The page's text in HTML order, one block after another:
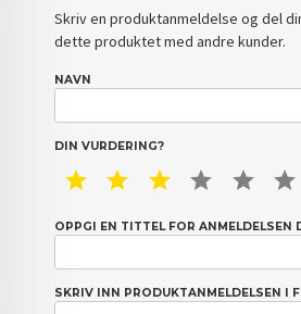
Skriv en produktanmeldelse og del
dette produktet med andre kunder.
NAVN
DIN VURDERING?
1 STAR2 STAR3 STAR4 STAR
5
OPPGI EN TITTEL FOR ANMELDELSEN
SKRIV INN PRODUKTANMELDELSEN I